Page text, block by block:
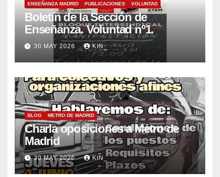
ENSEÑANZA MADRID PUBLICACIONES VOLUNTAD
Boletín de la Sección de
Enseñanza. Voluntad nº1.
30 MAY 2026 KIN_
BLOG METRO DE MADRID
Charla oposiciones a Metro de
Madrid
30 MAY 2026 KIN_